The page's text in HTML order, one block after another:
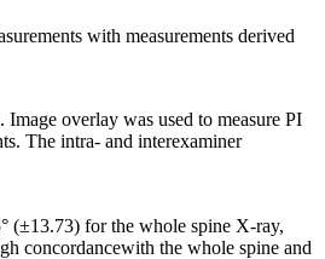
with measurements derived
overlay was used to measure PI
The intra- and interexaminer
(±13.73) for the whole spine X-ray,
concordancewith the whole spine and